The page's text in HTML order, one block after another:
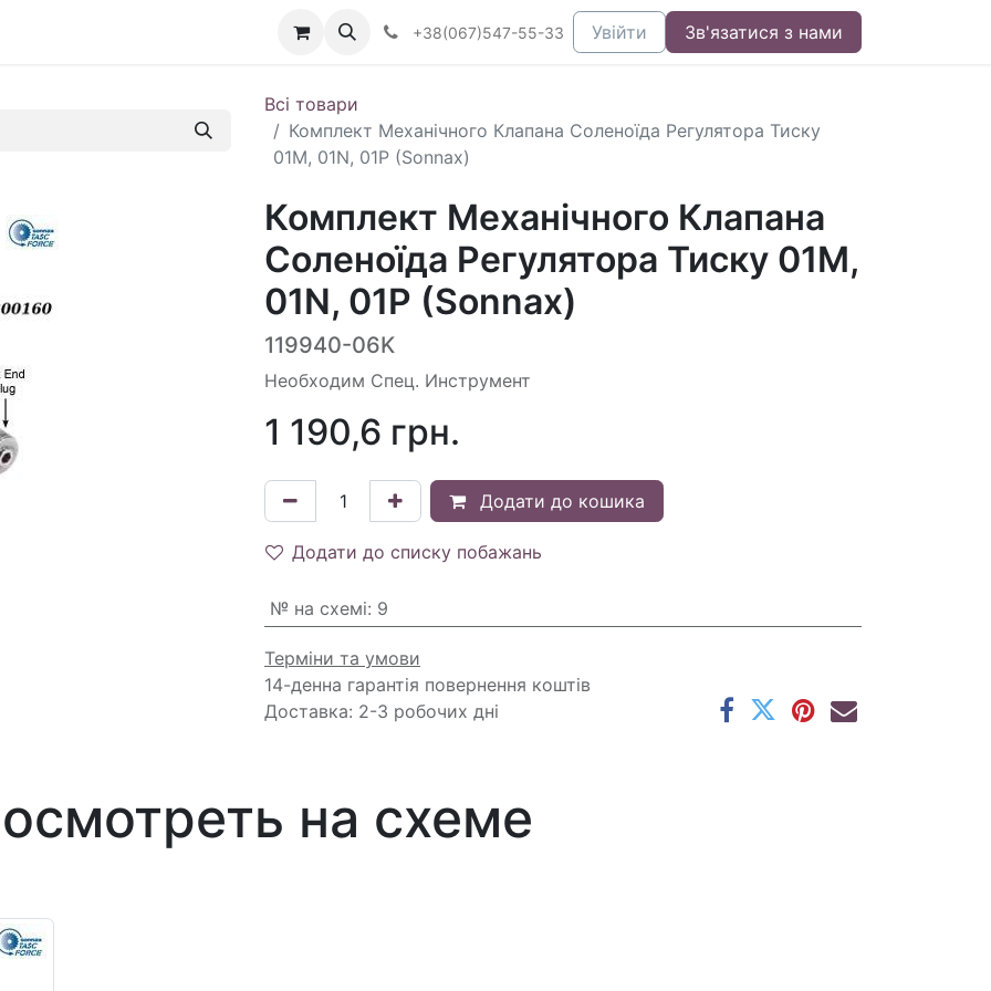
+38(067)547-55-33 Увійти Зв'язатися з нами
Всі товари
Комплект Механічного Клапана Соленоїда Регулятора Тиску
01M, 01N, 01P (Sonnax)
Комплект Механічного Клапана
Соленоїда Регулятора Тиску 01M,
01N, 01P (Sonnax)
119940-06K
Необходим Спец. Инструмент
1 190,6 грн.
Додати до кошика
Додати до списку побажань
№ на схемі: 9
Терміни та умови
14-денна гарантія повернення коштів
Доставка: 2-3 робочих дні
на схеме